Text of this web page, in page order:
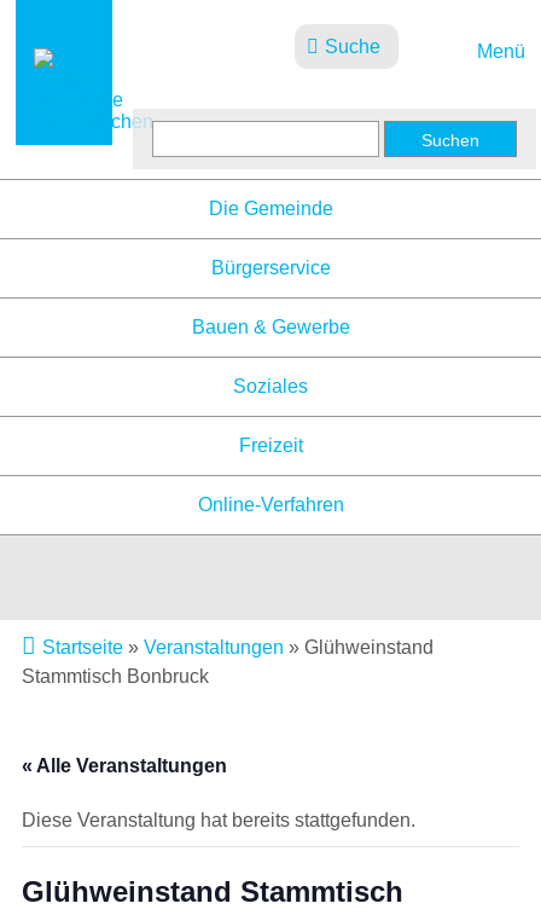
Menü
Suche
Die Gemeinde
Bürgerservice
Bauen & Gewerbe
Soziales
Freizeit
Online-Verfahren
Startseite» Veranstaltungen » Glühweinstand
Stammtisch Bonbruck
« Alle Veranstaltungen
Diese Veranstaltung hat bereits stattgefunden.
Glühweinstand Stammtisch